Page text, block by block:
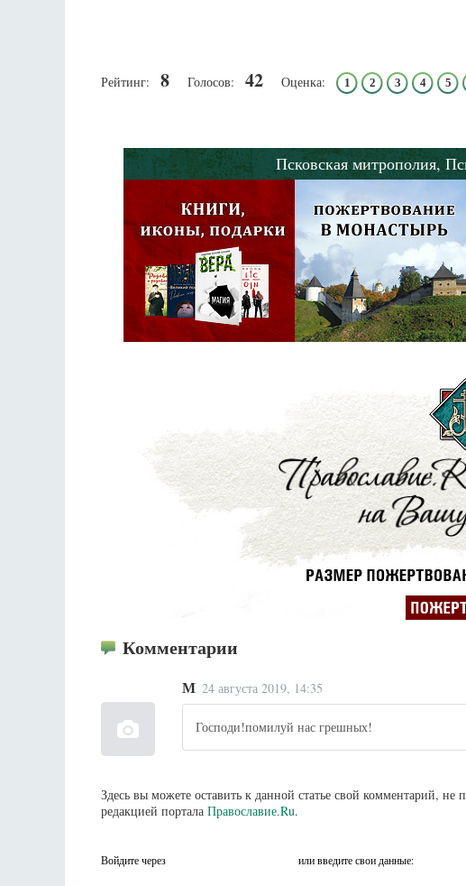
Рейтинг: 8 Голосов: 42 Оценка: 1 2 3 4 5
Псковская митрополия,
Комментарии
М 24 августа 2019, 14:35
Господи!помилуй нас грешных!
Здесь вы можете оставить к данной статье свой комментарий,
редакцией портала Православие.Ru.
Войдите через или введите свои данные: